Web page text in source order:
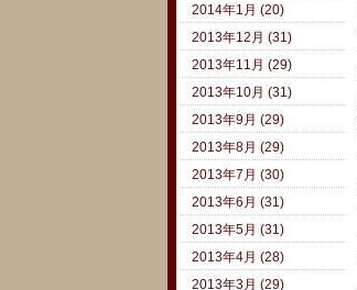
2014年1月 (20)
2013年12月 (31)
2013年11月 (29)
2013年10月 (31)
2013年9月 (29)
2013年8月 (29)
2013年7月 (30)
2013年6月 (31)
2013年5月 (31)
2013年4月 (28)
2013年3月 (29)